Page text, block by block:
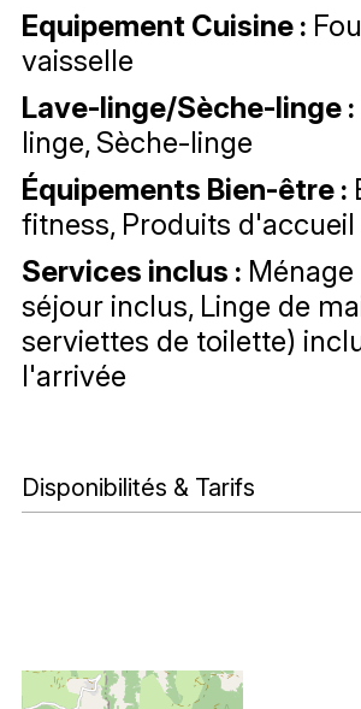
Equipement Cuisine :
vaisselle
Lave-linge/Sèche-linge :
linge Sèche-linge
Équipements Bien-être :
fitness Produits d'accueil
Services inclus :
séjour inclus Linge de
serviettes de toilette)
l'arrivée
Disponibilités & Tarifs